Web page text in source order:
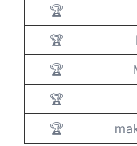
🏆
🏆
🏆
🏆
🏆